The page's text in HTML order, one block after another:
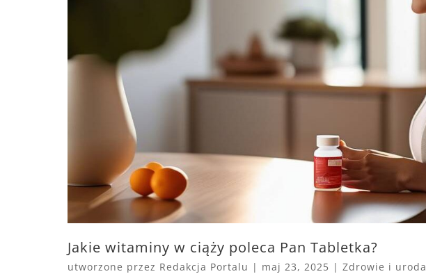
Jakie witaminy w ciąży poleca Pan Tabletka?
utworzone przez Redakcja Portalu | maj 23, 2025 | Zdrowie i uroda